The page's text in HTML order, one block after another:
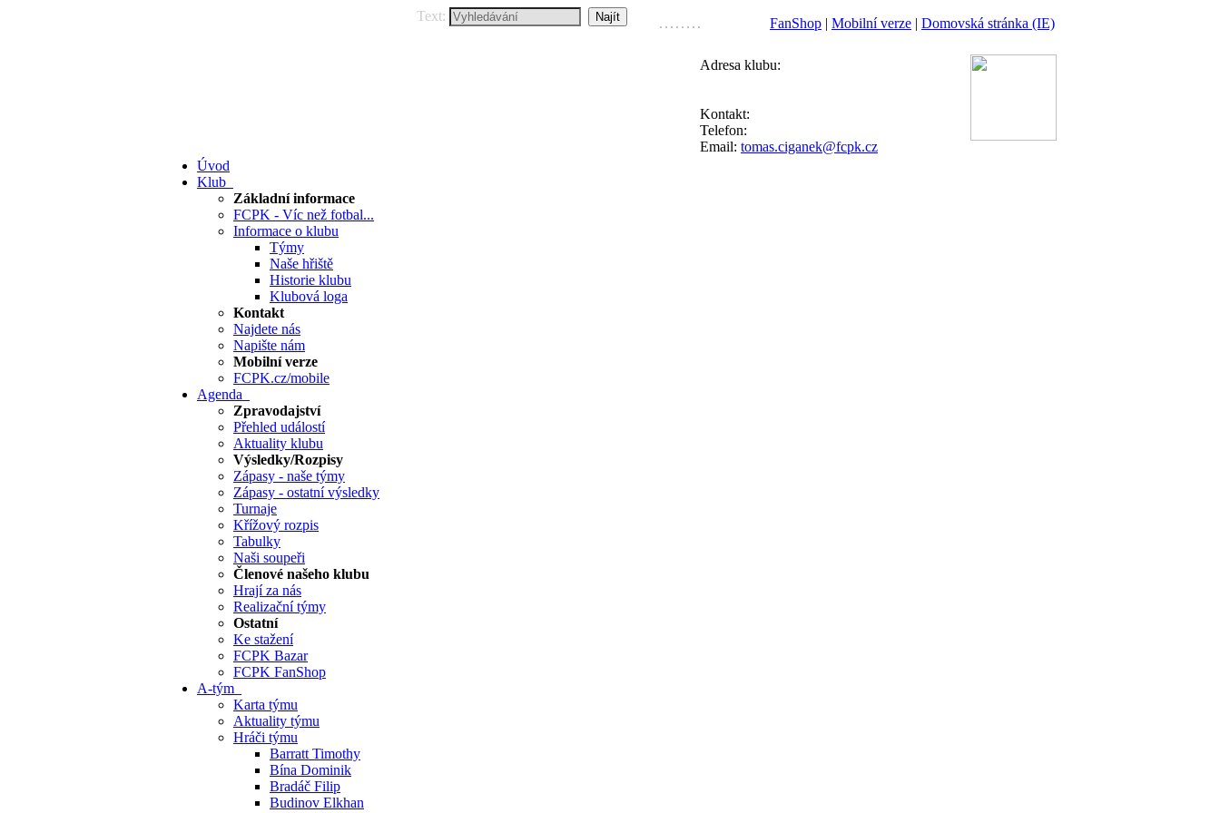
Text: FanShop | Mobilní verze | Domovská stránka (IE)
Adresa klubu:
Kontakt:
Telefon:
Email: tomas.ciganek@fcpk.cz
Úvod
Klub
Základní informace
FCPK - Víc než fotbal...
Informace o klubu
Týmy
Naše hřiště
Historie klubu
Klubová loga
Kontakt
Najdete nás
Napište nám
Mobilní verze
FCPK.cz/mobile
Agenda
Zpravodajství
Přehled událostí
Aktuality klubu
Výsledky/Rozpisy
Zápasy - naše týmy
Zápasy - ostatní výsledky
Turnaje
Křížový rozpis
Tabulky
Naši soupeři
Členové našeho klubu
Hrají za nás
Realizační týmy
Ostatní
Ke stažení
FCPK Bazar
FCPK FanShop
A-tým
Karta týmu
Aktuality týmu
Hráči týmu
Barratt Timothy
Bína Dominik
Bradáč Filip
Budinov Elkhan